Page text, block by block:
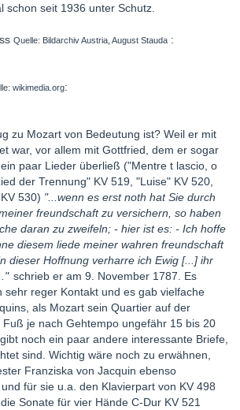
schon seit 1936 unter Schutz.
Quelle: Bildarchiv Austria, August Stauda :
wikimedia.org:
zu Mozart von Bedeutung ist? Weil er mit
war, vor allem mit Gottfried, dem er sogar
paar Lieder überließ ("Mentre t lascio, o
der Trennung" KV 519, "Luise" KV 520,
530) "...wenn es erst noth hat Sie durch
freundschaft zu versichern, so haben
daran zu zweifeln; - hier ist es: - Ich hoffe
diesem liede meiner wahren freundschaft
dieser Hoffnung verharre ich Ewig [...] ihr
schrieb er am 9. November 1787. Es
sehr reger Kontakt und es gab vielfache
als Mozart sein Quartier auf der
je nach Gehtempo ungefähr 15 bis 20
noch ein paar andere interessante Briefe,
sind. Wichtig wäre noch zu erwähnen,
Franziska von Jacquin ebenso
für sie u.a. den Klavierpart von KV 498
Sonate für vier Hände C-Dur KV 521